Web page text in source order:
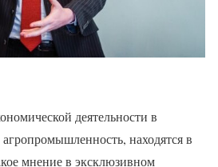
деятельности в
находятся в
мнение в эксклюзивном